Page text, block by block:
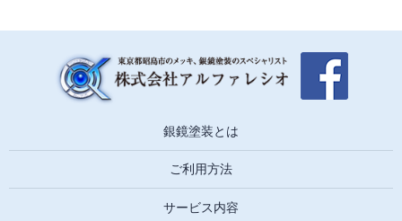
銀鏡塗装とは
ご利用方法
サービス内容